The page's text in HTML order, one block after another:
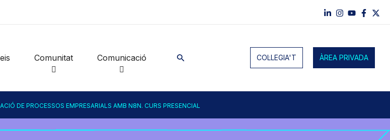
Comunitat Comunicació Cerca COL·LEGIA'T ÀREA PRIVADA
DE PROCESSOS EMPRESARIALS AMB N8N. CURS PRESENCIAL